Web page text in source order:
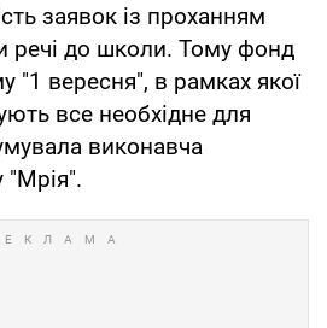
заявок із проханням
речі до школи. Тому фонд
"1 вересня", в рамках якої
все необхідне для
виконавча
"Мрія".